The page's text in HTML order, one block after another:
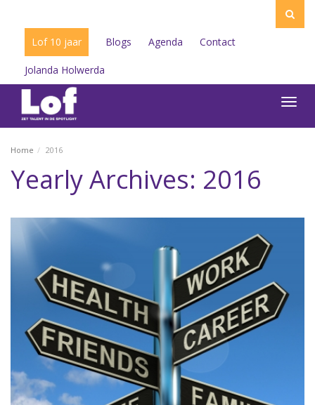
Lof 10 jaar Blogs Agenda Contact
Jolanda Holwerda
Home 2016
Yearly Archives: 2016